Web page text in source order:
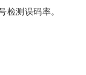
测误码率。